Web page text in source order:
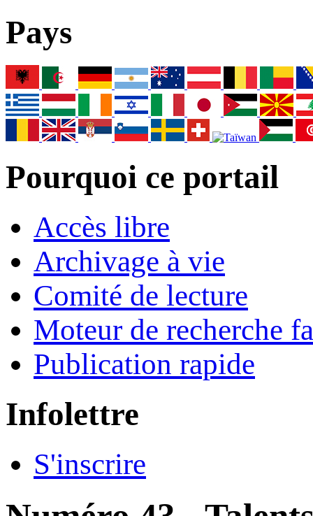
Pays
Pourquoi ce portail
Accès libre
Archivage à vie
Comité de lecture
Moteur de recherche
Publication rapide
Infolettre
S'inscrire